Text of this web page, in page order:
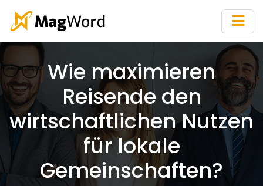
Wie maximieren
Reisende den
wirtschaftlichen Nutzen
für lokale
Gemeinschaften?